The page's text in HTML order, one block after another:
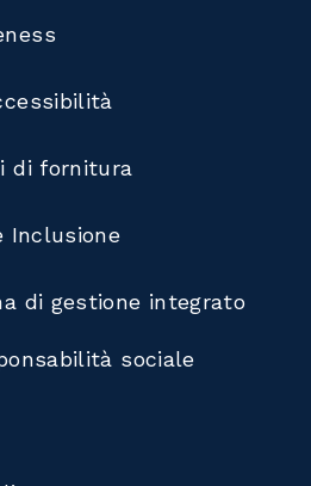
di fornitura
Inclusione
di gestione integrato
sociale